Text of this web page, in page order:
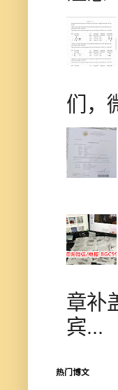
们，
章补
宾...
热门博文